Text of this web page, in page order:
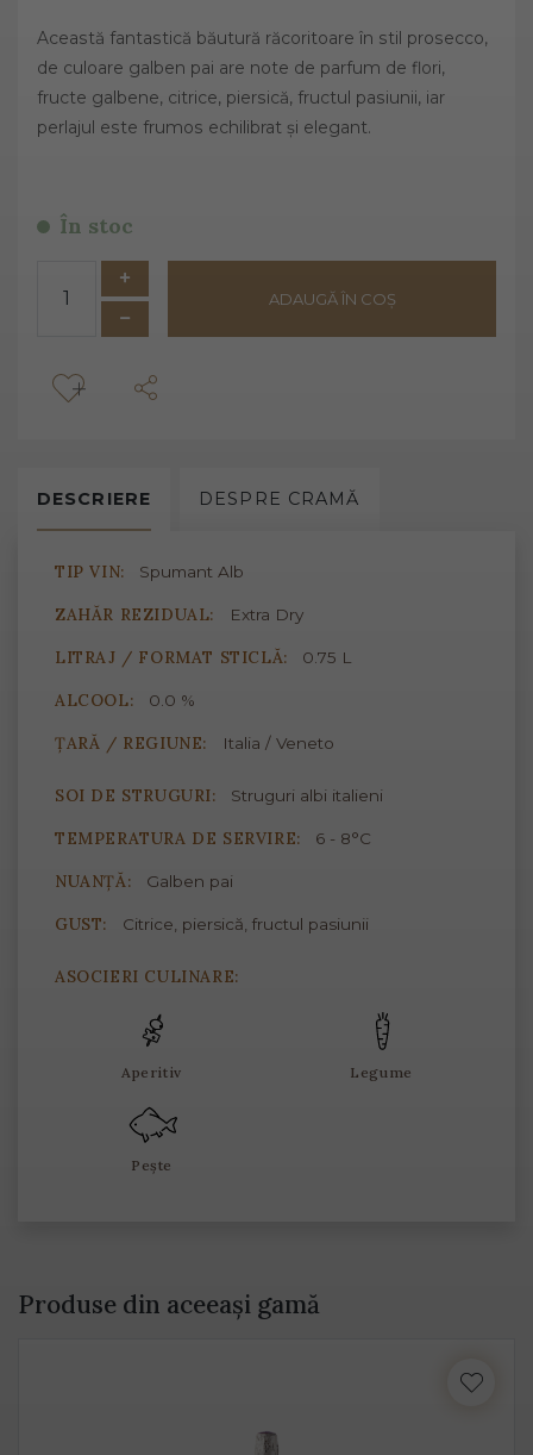
Această fantastică băutură răcoritoare în stil prosecco,
de culoare galben pai are note de parfum de flori,
fructe galbene, citrice, piersică, fructul pasiunii, iar
perlajul este frumos echilibrat și elegant.
În stoc
ADAUGĂ ÎN COȘ
DESCRIERE DESPRE CRAMĂ
TIP VIN: Spumant Alb
ZAHĂR REZIDUAL: Extra Dry
LITRAJ / FORMAT STICLĂ: 0.75 L
ALCOOL: 0.0 %
ȚARĂ / REGIUNE: Italia / Veneto
SOI DE STRUGURI: Struguri albi italieni
TEMPERATURA DE SERVIRE: 6 - 8°C
NUANȚĂ: Galben pai
GUST: Citrice, piersică, fructul pasiunii
ASOCIERI CULINARE:
Aperitiv Legume
Pește
Produse din aceeași gamă